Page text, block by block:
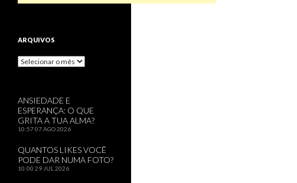
ARQUIVOS
Arquivos
ANSIEDADE E
ESPERANÇA: O QUE
GRITA A TUA ALMA?
10:5707 AGO 2026
QUANTOS LIKES VOCÊ
PODE DAR NUMA FOTO?
10:00 29 JUL 2026